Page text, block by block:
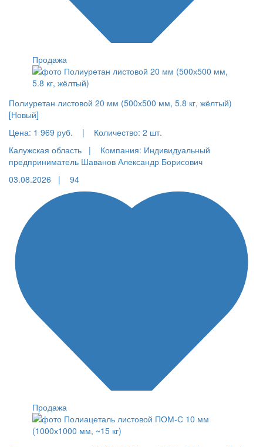
Продажа
Полиуретан листовой 20 мм (500х500 мм, 5.8 кг, жёлтый)
[Новый]
Цена: 1 969 руб. | Количество: 2 шт.
Калужская область |
Компания: Индивидуальный
предприниматель Шаванов Александр Борисович
03.08.2026 |
94
Продажа